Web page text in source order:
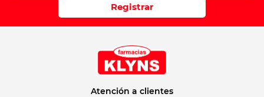
Registrar
Atención a clientes